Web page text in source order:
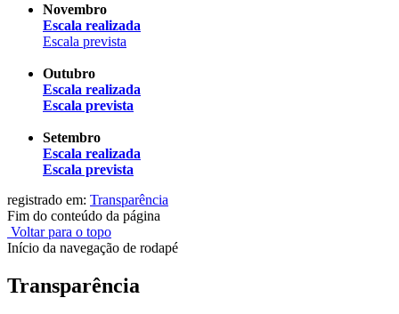
Novembro
Escala realizada
Escala prevista
Outubro
Escala realizada
Escala prevista
Setembro
Escala realizada
Escala prevista
registrado em: Transparência
Fim do conteúdo da página
Voltar para o topo
Início da navegação de rodapé
Transparência